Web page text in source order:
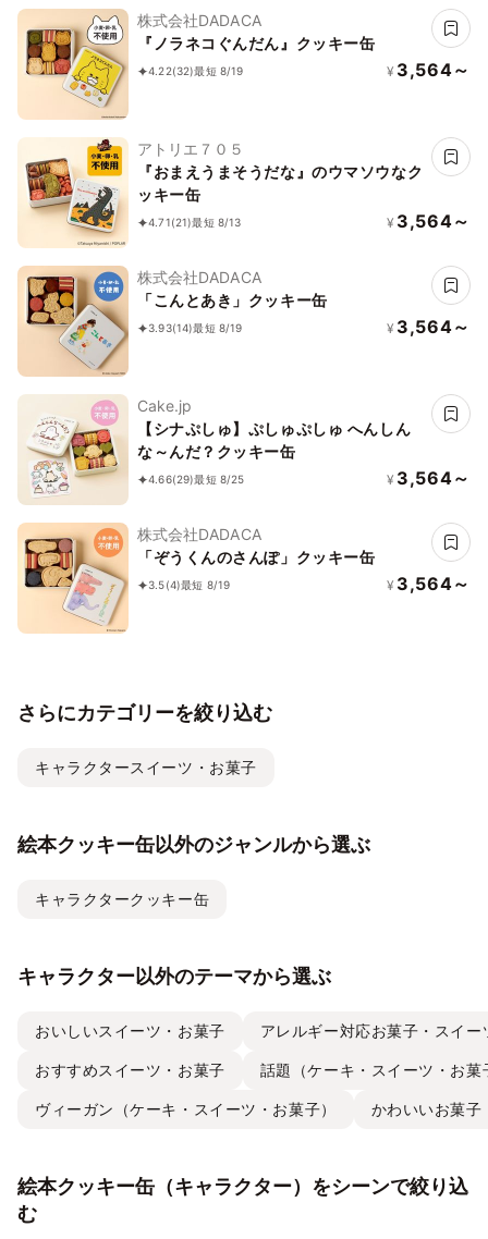
株式会社DADACA
『ノラネコぐんだん』クッキー缶
4.22(32)最短 8/19 ¥ 3,564～
アトリエ７０５
『おまえうまそうだな』のウマソウなク
ッキー缶
4.71(21)最短 8/13 ¥ 3,564～
株式会社DADACA
「こんとあき」クッキー缶
3.93(14)最短 8/19 ¥ 3,564～
Cake.jp
【シナぷしゅ】ぷしゅぷしゅ へんしん
な～んだ？クッキー缶
4.66(29)最短 8/25 ¥ 3,564～
株式会社DADACA
「ぞうくんのさんぽ」クッキー缶
3.5(4)最短 8/19 ¥ 3,564～
さらにカテゴリーを絞り込む
キャラクタースイーツ・お菓子
絵本クッキー缶以外のジャンルから選ぶ
キャラクタークッキー缶
キャラクター以外のテーマから選ぶ
おいしいスイーツ・お菓子 アレルギー対応お菓子・スイー
おすすめスイーツ・お菓子 話題（ケーキ・スイーツ・お菓
ヴィーガン（ケーキ・スイーツ・お菓子） かわいいお菓子
絵本クッキー缶（キャラクター）をシーンで絞り込
む